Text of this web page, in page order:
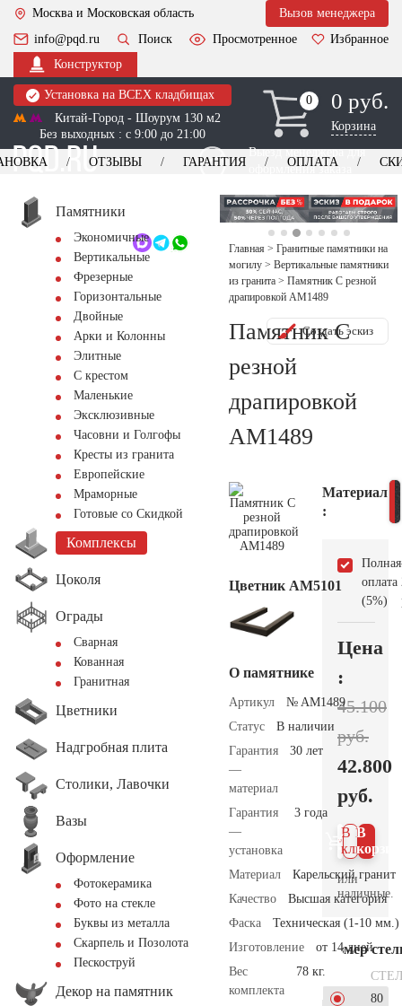
Москва и Московская область
Вызов менеджера
info@pqd.ru
Поиск Просмотренное
Избранное
Конструктор
Установка на ВСЕХ кладбищах
Китай-Город - Шоурум 130 м2
Без выходных : с 9:00 до 21:00
0
0 0 руб.
Корзина
Выезд менеджера для
оформления заказа
+7 (495) 518-44-23
Обратный звонок
ОТЗЫВЫ ГАРАНТИЯ ОПЛАТА
Памятники
Экономичные
Вертикальные
Фрезерные
Горизонтальные
Двойные
Арки и Колонны
Элитные
С крестом
Маленькие
Эксклюзивные
Часовни и Голгофы
Кресты из гранита
Европейские
Мраморные
Готовые со Скидкой
Комплексы
Цоколя
Ограды
Сварная
Кованная
Гранитная
Цветники
Надгробная плита
Столики, Лавочки
Вазы
Оформление
Фотокерамика
Фото на стекле
Буквы из металла
Скарпель и Позолота
Пескоструй
Декор на памятник
Главная > Гранитные памятники на
могилу > Вертикальные памятники
из гранита > Памятник С резной
драпировкой AM1489
Памятник С
резной
драпировкой
AM1489
Создать эскиз
Цветник АМ5101
О памятнике
Артикул
№ AM1489
Статус
В наличии
Гарантия
—
материал
30 лет
Гарантия
—
установка
3 года
Материал
Карельский гранит
Качество
Высшая категория
Фаска
Техническая (1-10 мм.)
Изготовление
от 14 дней
Вес
комплекта
78 кг.
Материал
:
Полная
оплата
(5%)
Цена
:
45.100
руб.
42.800
руб.
В
В 1
клик
или
наличные.
Размер
80